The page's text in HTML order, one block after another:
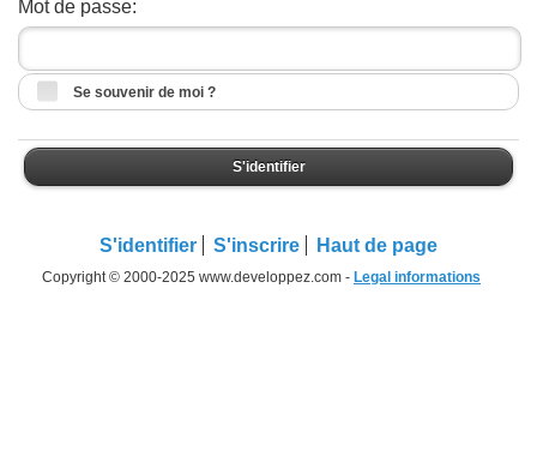
Mot de passe:
Se souvenir de moi ?
S'identifier
S'identifier S'inscrire Haut de page
Copyright © 2000-2025 www.developpez.com - Legal informations